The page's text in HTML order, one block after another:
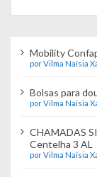
Mobility
por Vilma Naísia
Bolsas para
por Vilma Naísia
CHAMADAS
Centelha 3 AL
por Vilma Naísia